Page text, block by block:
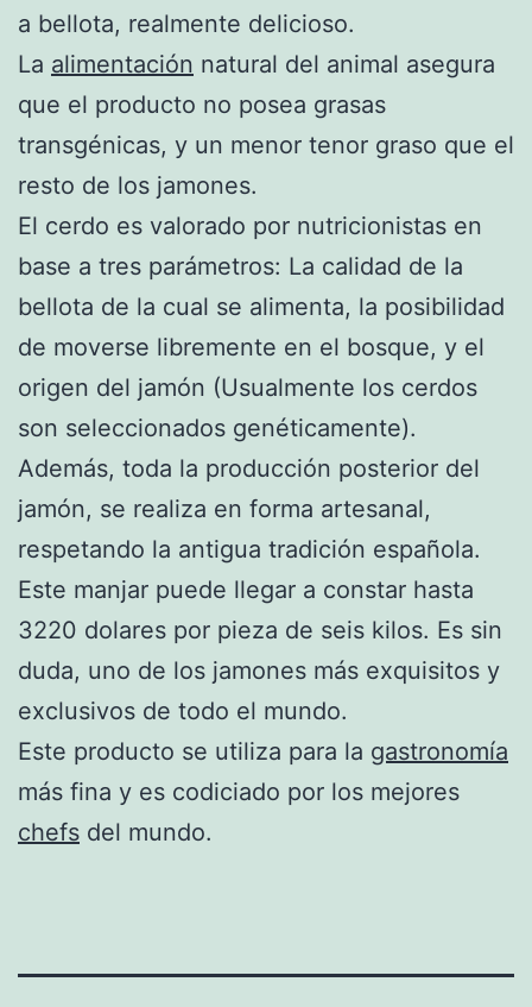
a bellota, realmente delicioso.
La alimentación natural del animal asegura
que el producto no posea grasas
transgénicas, y un menor tenor graso que el
resto de los jamones.
El cerdo es valorado por nutricionistas en
base a tres parámetros: La calidad de la
bellota de la cual se alimenta, la posibilidad
de moverse libremente en el bosque, y el
origen del jamón (Usualmente los cerdos
son seleccionados genéticamente).
Además, toda la producción posterior del
jamón, se realiza en forma artesanal,
respetando la antigua tradición española.
Este manjar puede llegar a constar hasta
3220 dolares por pieza de seis kilos. Es sin
duda, uno de los jamones más exquisitos y
exclusivos de todo el mundo.
Este producto se utiliza para la gastronomía
más fina y es codiciado por los mejores
chefs del mundo.